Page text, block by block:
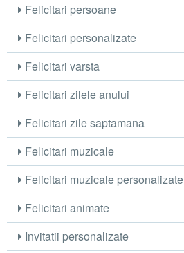
Felicitari persoane
Felicitari personalizate
Felicitari varsta
Felicitari zilele anului
Felicitari zile saptamana
Felicitari muzicale
Felicitari muzicale personalizate
Felicitari animate
Invitatii personalizate